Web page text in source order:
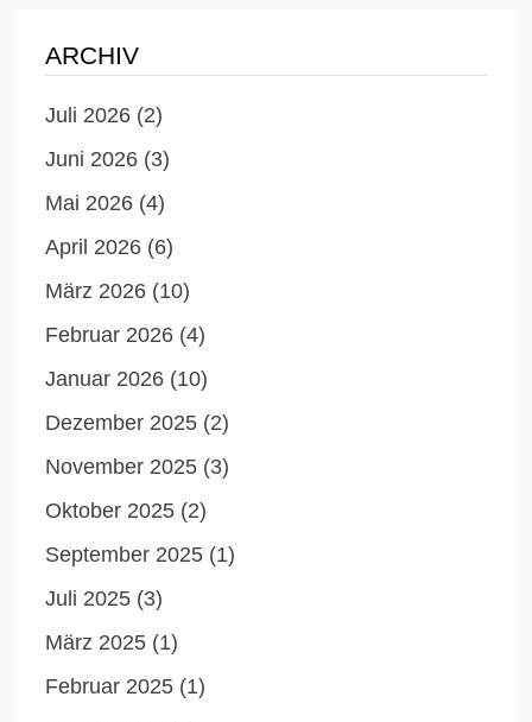
ARCHIV
Juli 2026 (2)
Juni 2026 (3)
Mai 2026 (4)
April 2026 (6)
März 2026 (10)
Februar 2026 (4)
Januar 2026 (10)
Dezember 2025 (2)
November 2025 (3)
Oktober 2025 (2)
September 2025 (1)
Juli 2025 (3)
März 2025 (1)
Februar 2025 (1)